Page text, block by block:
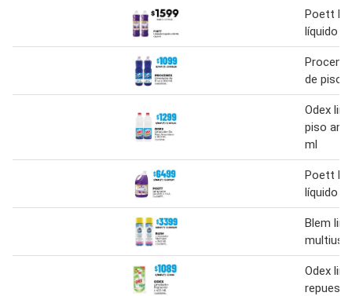
Poett
líquido
de piso
Odex
piso
ml
Poett
líquido 4 l
Blem
Odex